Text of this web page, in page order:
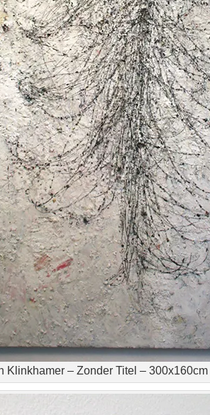
Klinkhamer – Zonder Titel –